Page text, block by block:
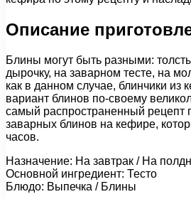
Описание
Блины могут быть разными:
дырочку, на заварном тесте, на
как в данном случае, блинчики из
вариант блинов по-своему
самый распространенный рецепт
заварных блинов на кефире,
часов.
Назначение: На завтрак / На
Основной ингредиент: Тесто
Блюдо: Выпечка / Блины